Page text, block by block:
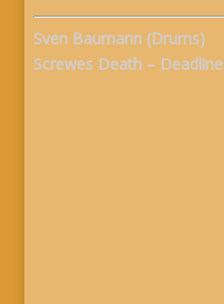
Sven Baumann (Drums)
Screwes Death –